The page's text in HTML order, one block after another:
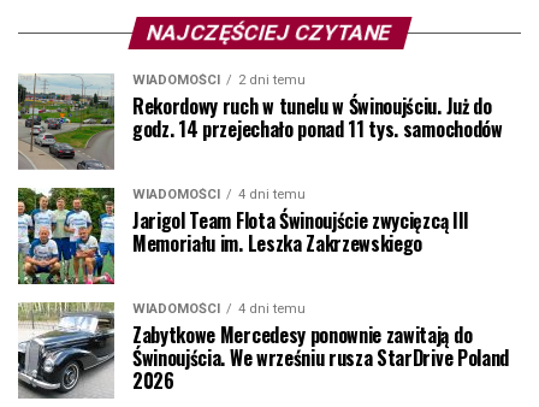
NAJCZĘŚCIEJ CZYTANE
WIADOMOŚCI 2 dni temu
Rekordowy ruch w tunelu w Świnoujściu. Już do
godz. 14 przejechało ponad 11 tys. samochodów
WIADOMOŚCI 4 dni temu
Jarigol Team Flota Świnoujście zwycięzcą III
Memoriału im. Leszka Zakrzewskiego
WIADOMOŚCI 4 dni temu
Zabytkowe Mercedesy ponownie zawitają do
Świnoujścia. We wrześniu rusza StarDrive Poland
2026